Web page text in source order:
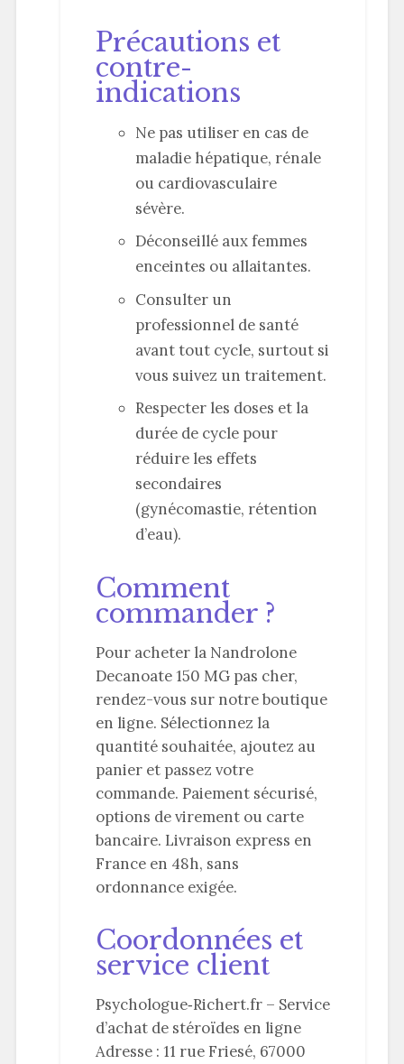
Précautions et
contre-
indications
Ne pas utiliser en cas de
maladie hépatique, rénale
ou cardiovasculaire
sévère.
Déconseillé aux femmes
enceintes ou allaitantes.
Consulter un
professionnel de santé
avant tout cycle, surtout si
vous suivez un traitement.
Respecter les doses et la
durée de cycle pour
réduire les effets
secondaires
(gynécomastie, rétention
d’eau).
Comment
commander ?
Pour acheter la Nandrolone
Decanoate 150 MG pas cher,
rendez-vous sur notre boutique
en ligne. Sélectionnez la
quantité souhaitée, ajoutez au
panier et passez votre
commande. Paiement sécurisé,
options de virement ou carte
bancaire. Livraison express en
France en 48h, sans
ordonnance exigée.
Coordonnées et
service client
Psychologue‐Richert.fr – Service
d’achat de stéroïdes en ligne
Adresse : 11 rue Friesé, 67000